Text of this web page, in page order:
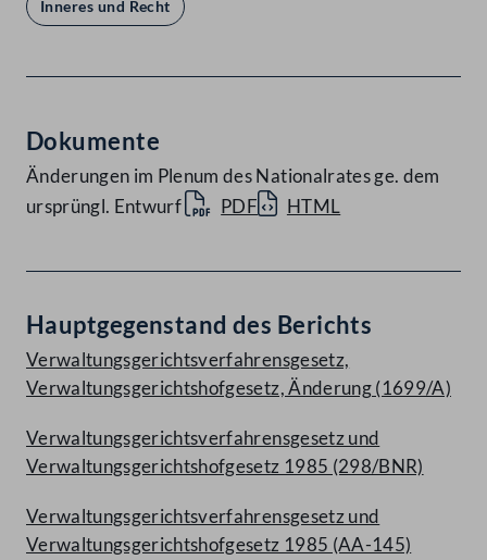
Inneres und Recht
Dokumente
Änderungen im Plenum des Nationalrates ge. dem
ursprüngl. Entwurf
PDF HTML
Hauptgegenstand des Berichts
Verwaltungsgerichtsverfahrensgesetz,
Verwaltungsgerichtshofgesetz, Änderung (1699/A)
Verwaltungsgerichtsverfahrensgesetz und
Verwaltungsgerichtshofgesetz 1985 (298/BNR)
Verwaltungsgerichtsverfahrensgesetz und
Verwaltungsgerichtshofgesetz 1985 (AA-145)